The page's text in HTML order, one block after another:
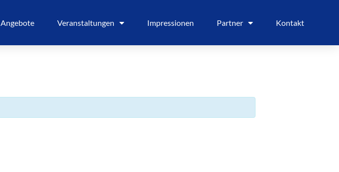
Angebote Veranstaltungen Impressionen Partner Kontakt